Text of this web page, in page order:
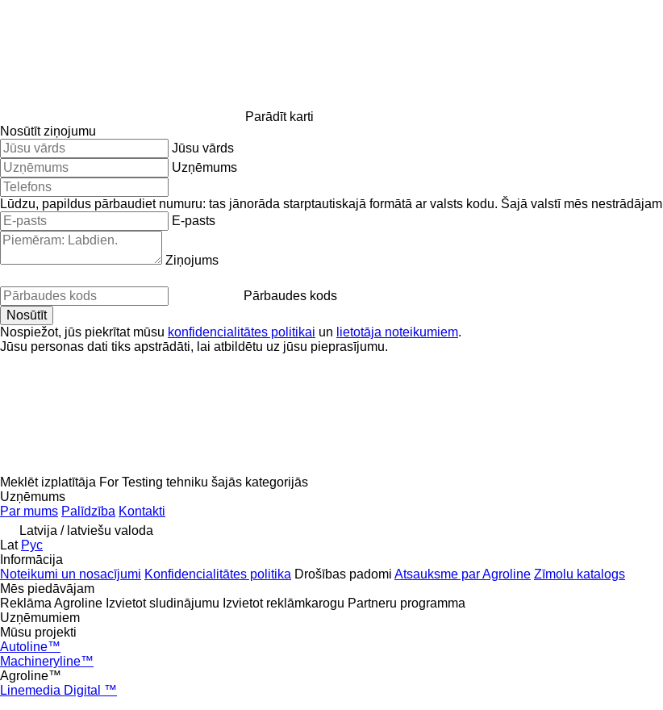
Parādīt karti
Nosūtīt ziņojumu
Jūsu vārds
Uzņēmums
Lūdzu, papildus pārbaudiet numuru: tas jānorāda starptautiskajā formātā ar valsts kodu. Šajā valstī mēs nestrādājam
E-pasts
Ziņojums
Pārbaudes kods
Nospiežot, jūs piekrītat mūsu konfidencialitātes politikai un lietotāja noteikumiem.
Jūsu personas dati tiks apstrādāti, lai atbildētu uz jūsu pieprasījumu.
Meklēt izplatītāja For Testing tehniku šajās kategorijās
Uzņēmums
Par mums Palīdzība Kontakti
Latvija / latviešu valoda
Lat Рус
Informācija
Noteikumi un nosacījumi Konfidencialitātes politika Drošības padomi Atsauksme par Agroline Zīmolu katalogs
Mēs piedāvājam
Reklāma Agroline Izvietot sludinājumu Izvietot reklāmkarogu Partneru programma
Uzņēmumiem
Mūsu projekti
Autoline™
Machineryline™
Agroline™
Linemedia Digital ™